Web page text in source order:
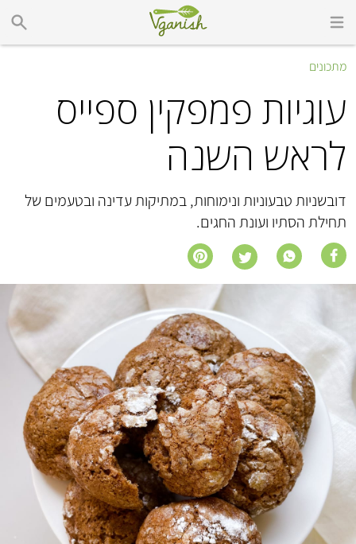
מתכונים
עוגיות פמפקין ספייס
לראש השנה
דובשניות טבעוניות ונימוחות, במתיקות עדינה ובטעמים של
תחילת הסתיו ועונת החגים.